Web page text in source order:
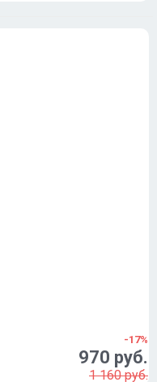
-17%
970 руб.
1 160 руб.